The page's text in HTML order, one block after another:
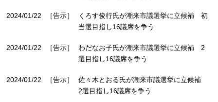
2024/01/22 ［告示］
くろす俊行氏が潮来市議選挙に立候補 初
当選目指し16議席を争う
2024/01/22 ［告示］
わだなお子氏が潮来市議選挙に立候補 2
選目指し16議席を争う
2024/01/22 ［告示］
佐々木とおる氏が潮来市議選挙に立候補
2選目指し16議席を争う